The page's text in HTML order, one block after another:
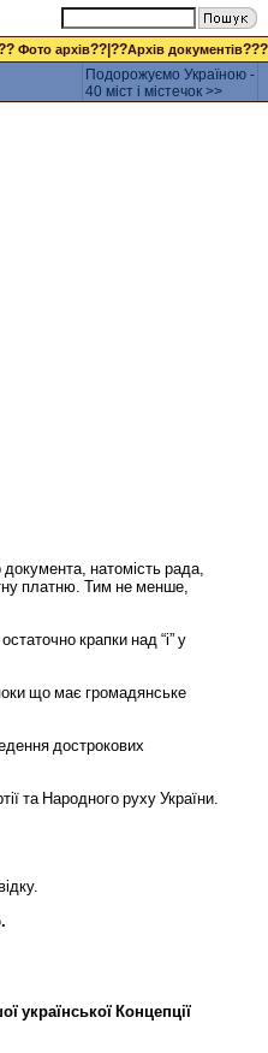
Фото архів??|??Архів документів???
Подорожуємо Україною -
40 міст і містечок >>
документа, натомість рада,
платню. Тим не менше,
остаточно крапки над “і” у
що має громадянське
дострокових
та Народного руху України.
.
.
української Концепції